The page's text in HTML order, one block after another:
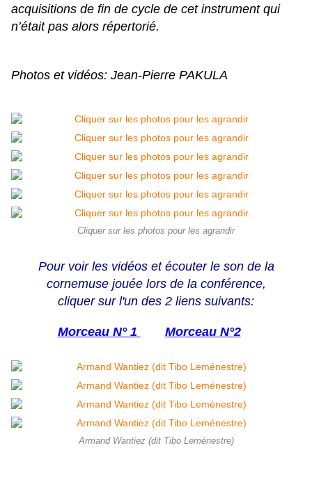
acquisitions de fin de cycle de cet instrument qui
n’était pas alors répertorié.
Photos et vidéos: Jean-Pierre PAKULA
Cliquer sur les photos pour les agrandir
Pour voir les vidéos et écouter le son de la
cornemuse jouée lors de la conférence,
cliquer sur l'un des 2 liens suivants:
Morceau N° 1 Morceau N°2
Armand Wantiez (dit Tibo Leménestre)